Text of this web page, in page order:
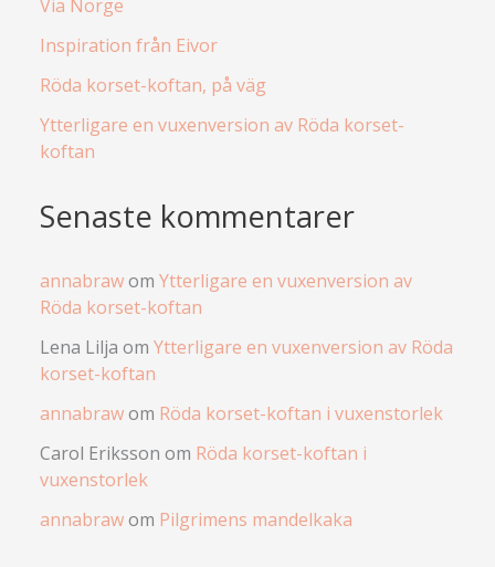
Via Norge
Inspiration från Eivor
Röda korset-koftan, på väg
Ytterligare en vuxenversion av Röda korset-
koftan
Senaste kommentarer
annabrawom Ytterligare en vuxenversion av
Röda korset-koftan
Lena Lilja om Ytterligare en vuxenversion av Röda
korset-koftan
annabrawom Röda korset-koftan i vuxenstorlek
Carol Eriksson om Röda korset-koftan i
vuxenstorlek
annabrawom Pilgrimens mandelkaka